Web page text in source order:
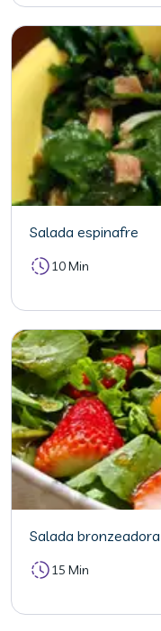
Salada espinafre
10 Min
Salada
15 Min